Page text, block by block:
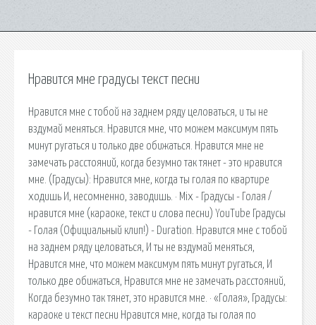
Нравится мне градусы текст песни
Нравится мне с тобой на заднем ряду целоваться, и ты не
вздумай меняться. Нравится мне, что можем максимум пять
минут ругаться и только две обижаться. Нравится мне не
замечать расстояний, когда безумно так тянет - это нравится
мне. (Градусы): Нравится мне, когда ты голая по квартире
ходишь И, несомненно, заводишь. · Mix - Градусы - Голая /
нравится мне (караоке, текст и слова песни) YouTube Градусы
- Голая (Официальный клип!) - Duration. Нравится мне с тобой
на заднем ряду целоваться, И ты не вздумай меняться,
Нравится мне, что можем максимум пять минут ругаться, И
только две обижаться, Нравится мне не замечать расстояний,
Когда безумно так тянет, это нравится мне. · «Голая», Градусы:
караоке и текст песни Нравится мне, когда ты голая по